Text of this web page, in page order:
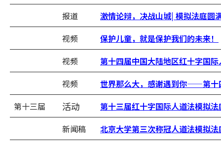
报道
激情论辩，决战山城| 模拟法庭圆
视频
保护儿童，就是保护我们的未来！
视频
第十四届中国大陆地区红十字国
视频
世界那么大，感谢遇到你——第十
第十三届
活动
第十三届红十字国际人道法模拟
新闻稿
北京大学第三次称冠人道法模拟